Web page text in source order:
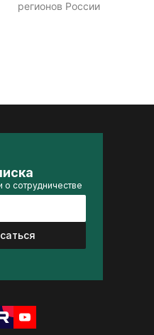
регионов России
о сотрудничестве